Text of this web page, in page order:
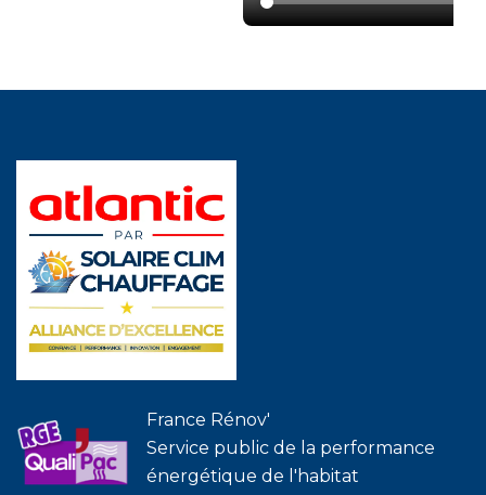
France Rénov'
Service public de la performance
énergétique de l'habitat